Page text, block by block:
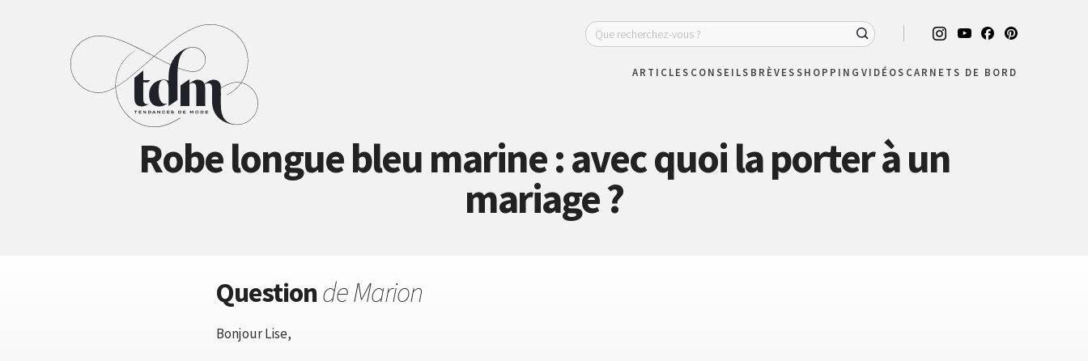
ARTICLES CONSEILS BRÈVESSHOPPING VIDÉOS CARNETS DE BORD
Robe longue bleu marine : avec quoi la porter à un
mariage ?
Questionde Marion
Bonjour Lise,